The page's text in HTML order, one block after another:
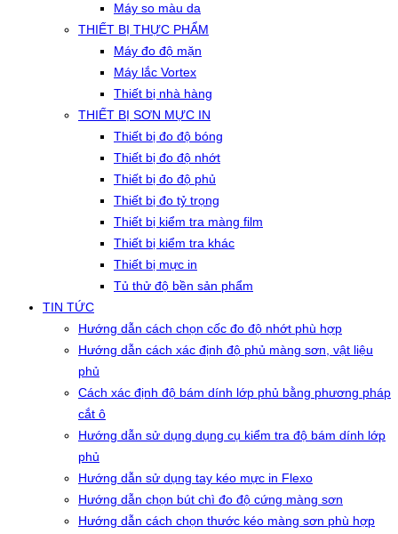
Máy so màu da
THIẾT BỊ THỰC PHẨM
Máy đo độ mặn
Máy lắc Vortex
Thiết bị nhà hàng
THIẾT BỊ SƠN MỰC IN
Thiết bị đo độ bóng
Thiết bị đo độ nhớt
Thiết bị đo độ phủ
Thiết bị đo tỷ trọng
Thiết bị kiểm tra màng film
Thiết bị kiểm tra khác
Thiết bị mực in
Tủ thử độ bền sản phẩm
TIN TỨC
Hướng dẫn cách chọn cốc đo độ nhớt phù hợp
Hướng dẫn cách xác định độ phủ màng sơn, vật liệu
phủ
Cách xác định độ bám dính lớp phủ bằng phương pháp
cắt ô
Hướng dẫn sử dụng dụng cụ kiểm tra độ bám dính lớp
phủ
Hướng dẫn sử dụng tay kéo mực in Flexo
Hướng dẫn chọn bút chì đo độ cứng màng sơn
Hướng dẫn cách chọn thước kéo màng sơn phù hợp